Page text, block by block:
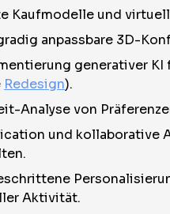
Kaufmodelle und
anpassbare 3D-
generativer
Redesign).
Analyse von
und kollaborative
Aktivität.